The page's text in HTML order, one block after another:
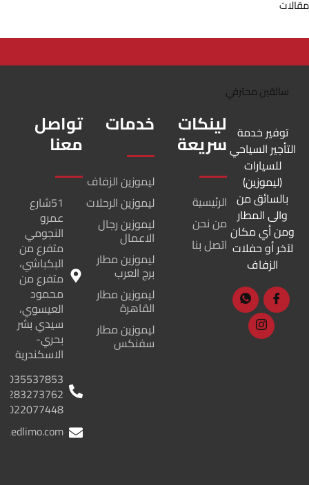
مقالات
توفير خدمة
التأجير السياحي
للسيارات
(ليموزين)
بالسائق من
والى المطار
ومن أي مكان
لآخر أو حفلات
الزفاف
لينكات
سريعة
الرئيسية
من نحن
اتصل بنا
خدمات
ليموزين الزفاف
ليموزين الرحلات
ليموزين رجال
الاعمال
ليموزين مطار
برج العرب
ليموزين مطار
القاهرة
ليموزين مطار
سفنكس
تواصل
معنا
51شارع
عمرو
النجومي
متفرع من
البكباشي،
متفرع من
محمود
العيسوي،
سيدي بشر
بحري-
الاسكندرية
035537853